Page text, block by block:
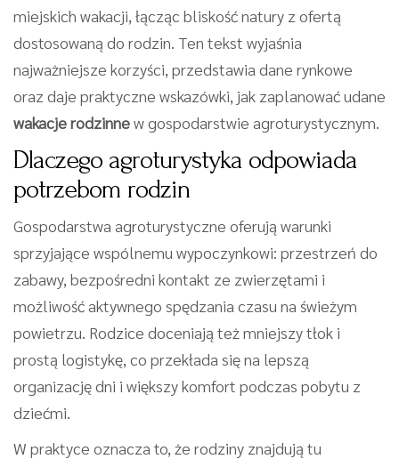
miejskich wakacji, łącząc bliskość natury z ofertą
dostosowaną do rodzin. Ten tekst wyjaśnia
najważniejsze korzyści, przedstawia dane rynkowe
oraz daje praktyczne wskazówki, jak zaplanować udane
wakacje rodzinnew gospodarstwie agroturystycznym.
Dlaczego agroturystyka odpowiada
potrzebom rodzin
Gospodarstwa agroturystyczne oferują warunki
sprzyjające wspólnemu wypoczynkowi: przestrzeń do
zabawy, bezpośredni kontakt ze zwierzętami i
możliwość aktywnego spędzania czasu na świeżym
powietrzu. Rodzice doceniają też mniejszy tłok i
prostą logistykę, co przekłada się na lepszą
organizację dni i większy komfort podczas pobytu z
dziećmi.
W praktyce oznacza to, że rodziny znajdują tu